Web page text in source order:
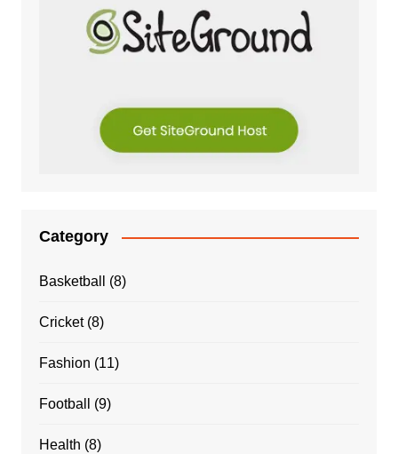
Category
Basketball (8)
Cricket(8)
Fashion (11)
Football (9)
Health (8)